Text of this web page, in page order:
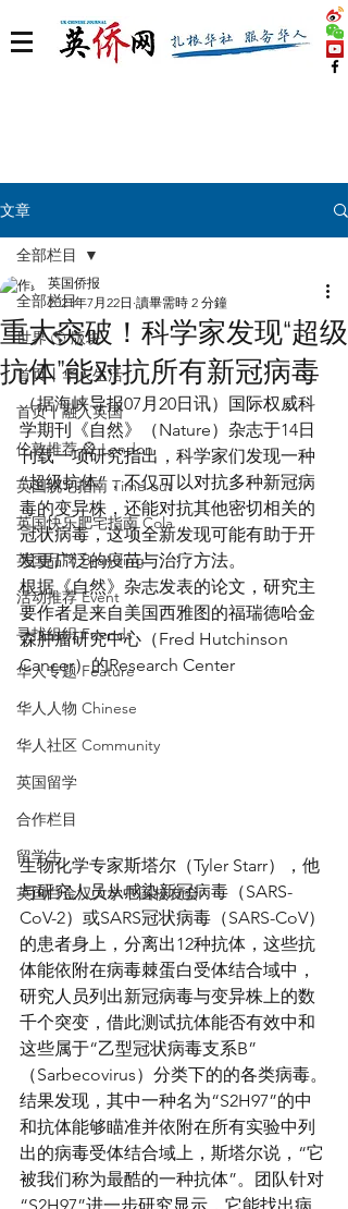
文章
全部栏目
世界 🌎 版块
首页丨华人生活
首页丨融入英国
伦敦推荐 🎡 London
英国脱宅指南 Time out
英国快乐肥宅指南 Cola
英国品牌 Branding
活动推荐 Event
寻找组织 Friends
华人专题 Feature
华人人物 Chinese
华人社区 Community
英国留学
合作栏目
留学生
英国白金汉大学中国校友会
全部栏目
重大突破！科学家发现“超级
抗体”能对抗所有新冠病毒
英国侨报
2021年7月22日 讀畢需時 2 分鐘
（据海峡导报07月20日讯）国际权威科
学期刊《自然》（Nature）杂志于14日
刊载一项研究指出，科学家们发现一种
“超级抗体”，不仅可以对抗多种新冠病
毒的变异株，还能对抗其他密切相关的
冠状病毒，这项全新发现可能有助于开
发更广泛的疫苗与治疗方法。
根据《自然》杂志发表的论文，研究主
要作者是来自美国西雅图的福瑞德哈金
森肿瘤研究中心（Fred Hutchinson
Cancer）的Research Center
生物化学专家斯塔尔（Tyler Starr），他
与研究人员从感染新冠病毒（SARS-
CoV-2）或SARS冠状病毒（SARS-CoV）
的患者身上，分离出12种抗体，这些抗
体能依附在病毒棘蛋白受体结合域中，
研究人员列出新冠病毒与变异株上的数
千个突变，借此测试抗体能否有效中和
这些属于“乙型冠状病毒支系B”
（Sarbecovirus）分类下的的各类病毒。
结果发现，其中一种名为“S2H97”的中
和抗体能够瞄准并依附在所有实验中列
出的病毒受体结合域上，斯塔尔说，“它
被我们称为最酷的一种抗体”。团队针对